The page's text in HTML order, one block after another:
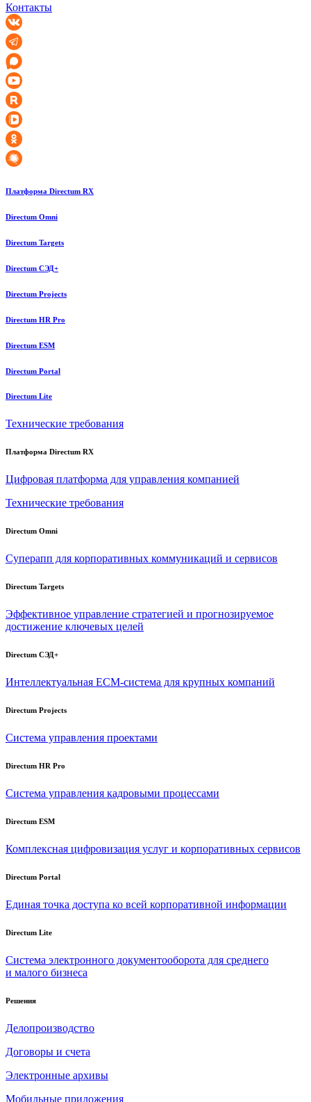
Контакты
Платформа Directum RX
Directum Omni
Directum Targets
Directum СЭД+
Directum Projects
Directum HR Pro
Directum ESM
Directum Portal
Directum Lite
Технические требования
Платформа Directum RX
Цифровая платформа для управления компанией
Технические требования
Directum Omni
Суперапп для корпоративных коммуникаций и сервисов
Directum Targets
Эффективное управление стратегией и прогнозируемое
достижение ключевых целей
Directum СЭД+
Интеллектуальная ECM-система для крупных компаний
Directum Projects
Система управления проектами
Directum HR Pro
Система управления кадровыми процессами
Directum ESM
Комплексная цифровизация услуг и корпоративных сервисов
Directum Portal
Единая точка доступа ко всей корпоративной информации
Directum Lite
Система электронного документооборота для среднего
и малого бизнеса
Решения
Делопроизводство
Договоры и счета
Электронные архивы
Мобильные приложения